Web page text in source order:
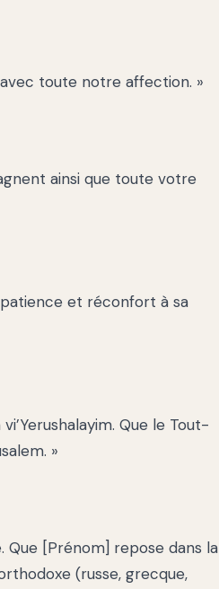
toute notre affection. »
ainsi que toute votre
et réconfort à sa
Que le Tout-
»
Que [Prénom] repose dans la
(russe, grecque,